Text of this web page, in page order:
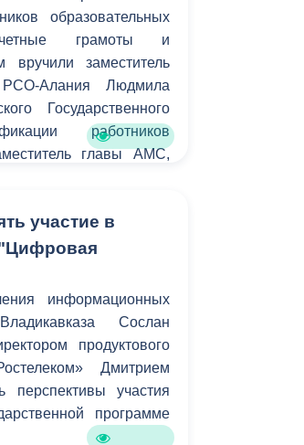
коррупции
деятельность
комфортной
среды
оборона в
строительство
финансового
юридическая помощь
образовательных
грамоты и
вручили заместитель
Алания Людмила
Государственного
работников
главы АМС,
участие в
"Цифровая
информационных
Сослан
продуктового
Дмитрием
перспективы участия
программе